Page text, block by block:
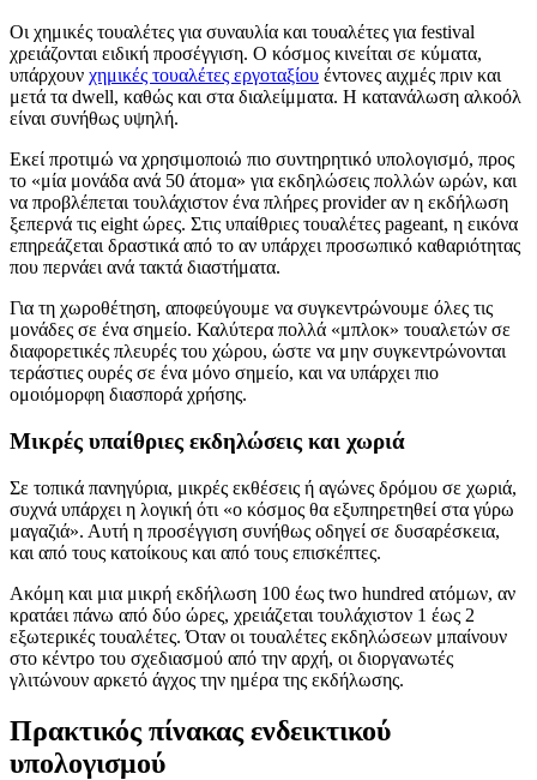
Οι χημικές τουαλέτες για συναυλία και τουαλέτες για festival
χρειάζονται ειδική προσέγγιση. Ο κόσμος κινείται σε κύματα,
υπάρχουν χημικές τουαλέτες εργοταξίου έντονες αιχμές πριν και
μετά τα dwell, καθώς και στα διαλείμματα. Η κατανάλωση αλκοόλ
είναι συνήθως υψηλή.
Εκεί προτιμώ να χρησιμοποιώ πιο συντηρητικό υπολογισμό, προς
το «μία μονάδα ανά 50 άτομα» για εκδηλώσεις πολλών ωρών, και
να προβλέπεται τουλάχιστον ένα πλήρες provider αν η εκδήλωση
ξεπερνά τις eight ώρες. Στις υπαίθριες τουαλέτες pageant, η εικόνα
επηρεάζεται δραστικά από το αν υπάρχει προσωπικό καθαριότητας
που περνάει ανά τακτά διαστήματα.
Για τη χωροθέτηση, αποφεύγουμε να συγκεντρώνουμε όλες τις
μονάδες σε ένα σημείο. Καλύτερα πολλά «μπλοκ» τουαλετών σε
διαφορετικές πλευρές του χώρου, ώστε να μην συγκεντρώνονται
τεράστιες ουρές σε ένα μόνο σημείο, και να υπάρχει πιο
ομοιόμορφη διασπορά χρήσης.
Μικρές υπαίθριες εκδηλώσεις και χωριά
Σε τοπικά πανηγύρια, μικρές εκθέσεις ή αγώνες δρόμου σε χωριά,
συχνά υπάρχει η λογική ότι «ο κόσμος θα εξυπηρετηθεί στα γύρω
μαγαζιά». Αυτή η προσέγγιση συνήθως οδηγεί σε δυσαρέσκεια,
και από τους κατοίκους και από τους επισκέπτες.
Ακόμη και μια μικρή εκδήλωση 100 έως two hundred ατόμων, αν
κρατάει πάνω από δύο ώρες, χρειάζεται τουλάχιστον 1 έως 2
εξωτερικές τουαλέτες. Όταν οι τουαλέτες εκδηλώσεων μπαίνουν
στο κέντρο του σχεδιασμού από την αρχή, οι διοργανωτές
γλιτώνουν αρκετό άγχος την ημέρα της εκδήλωσης.
Πρακτικός πίνακας ενδεικτικού
υπολογισμού